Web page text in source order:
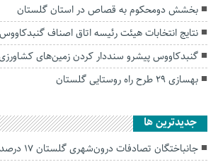
بخشش دومحکوم به قصاص در استان گلستان
نتایج انتخابات هیئت رئیسه اتاق اصناف
گنبدکاووس پیشرو سنددار کردن زمین‌های
بهسازی ۲۹ طرح راه روستایی گلستان
جديدترين ها
جانباختگان تصادفات درون‌شهری گلستان ۱۷ درصد کاهش یافت